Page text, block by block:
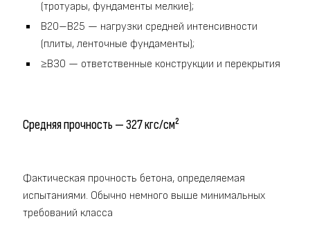
(тротуары, фундаменты мелкие);
B20–B25 — нагрузки средней интенсивности
(плиты, ленточные фундаменты);
≥B30 — ответственные конструкции и перекрытия
Средняя прочность — 327 кгс/см²
Фактическая прочность бетона, определяемая
испытаниями. Обычно немного выше минимальных
требований класса